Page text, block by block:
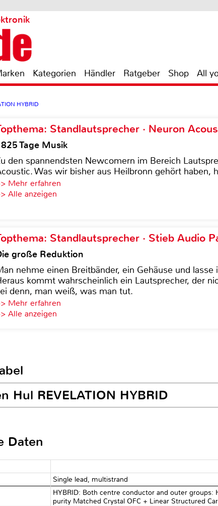
Kategorien Händler Ratgeber Shop All
HYBRID
Standlautsprecher · Neuron
Tage Musik
den spannendsten Newcomern im Bereich
Was wir bisher aus Heilbronn gehört haben,
Mehr erfahren
Alle anzeigen
Standlautsprecher · Stieb Audio
große Reduktion
nehme einen Breitbänder, ein Gehäuse und
kommt wahrscheinlich ein Lautsprecher, der
denn, man weiß, was man tut.
Mehr erfahren
Alle anzeigen
Hul REVELATION HYBRID
Daten
Single lead, multistrand
HYBRID: Both centre conductor and outer groups:
purity Matched Crystal OFC + Linear Structured